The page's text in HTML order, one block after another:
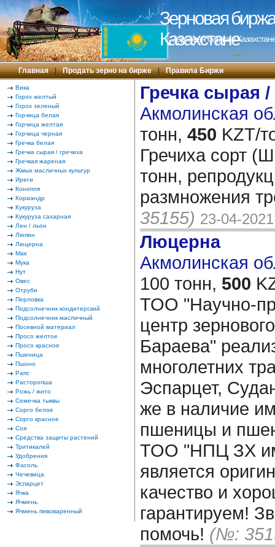
Зерновая
Казахстане
Зерновая биржа в
---
Главная | Продать зерно на бирже | Правила Биржи
Вика
Горох желтый
Горох зеленый
Горчица белая
Горчица желтая
Горчица черная
Гречка белая
Гречка сырая / гречиха
Гречкая жареная
Жмых масличных культур
Иреги
Конопля
Кориандр
Кукуруза
Кукуруза сахарная
Лен / льон
Люпин
Люцерна
Мак
Мука
Нут
Овес
Отруби
Перловка
Подсолнечник кондитерский
Подсолнечник масличный
Посевной материал
Просо желтое
Просо красное
Пшеница
Пшоно
Рапс
Расторопша
Рожь / жито
Семечка тыквы
Сорго белое
Сорго красное
Соя
Средства защиты растений
Тритикалей
Удобрения
Фасоль
Чечевица
Эспарцет
Ячка
Ячмень
Ячмень пивоваренный
Гречка сырая /
Акмолинская
тонн, 450 KZT/
Гречиха сорт
тонн,
размножения
35155) 23-04-2021
Люцерна
Акмолинская
100 тонн, 500
ТОО "Научно-
центр
Бараева"
многолетних
Эспарцет,
же в наличие
пшеницы и
ТОО "НПЦ ЗХ
является
качество и
гарантируем!
помочь! (№: